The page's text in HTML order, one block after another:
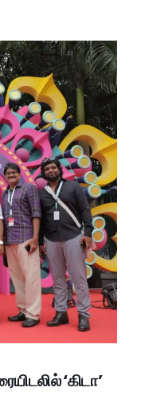
‘கிடா’